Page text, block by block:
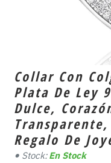
Collar Con
Plata De Ley
Dulce,
Regalo De
Stock: En Stock